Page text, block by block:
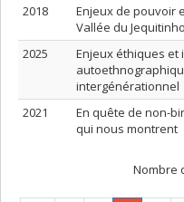
2018
Enjeux de pouvoir
Vallée du
2025
Enjeux éthiques
intergénérationnel
2021
En quête de non-
qui nous montrent
Nombre